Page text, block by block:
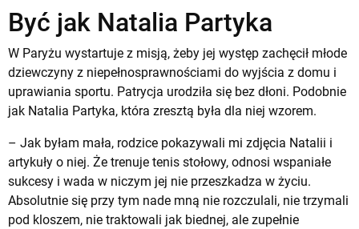
Być jak Natalia Partyka
W Paryżu wystartuje z misją, żeby jej występ zachęcił młode
dziewczyny z niepełnosprawnościami do wyjścia z domu i
uprawiania sportu. Patrycja urodziła się bez dłoni. Podobnie
jak Natalia Partyka, która zresztą była dla niej wzorem.
– Jak byłam mała, rodzice pokazywali mi zdjęcia Natalii i
artykuły o niej. Że trenuje tenis stołowy, odnosi wspaniałe
sukcesy i wada w niczym jej nie przeszkadza w życiu.
Absolutnie się przy tym nade mną nie rozczulali, nie trzymali
pod kloszem, nie traktowali jak biednej, ale zupełnie